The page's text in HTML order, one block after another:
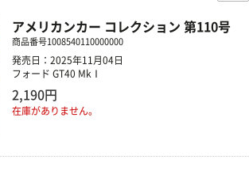
アメリカンカー コレクション 第110号
商品番号1008540110000000
発売日：2025年11月04日
フォード GT40 MkⅠ
2,190円
在庫がありません。